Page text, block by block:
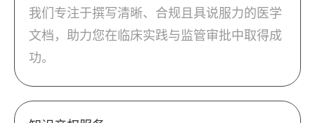
我们专注于撰写清晰、合规且具说服力的医学
文档，助力您在临床实践与监管审批中取得成
功。